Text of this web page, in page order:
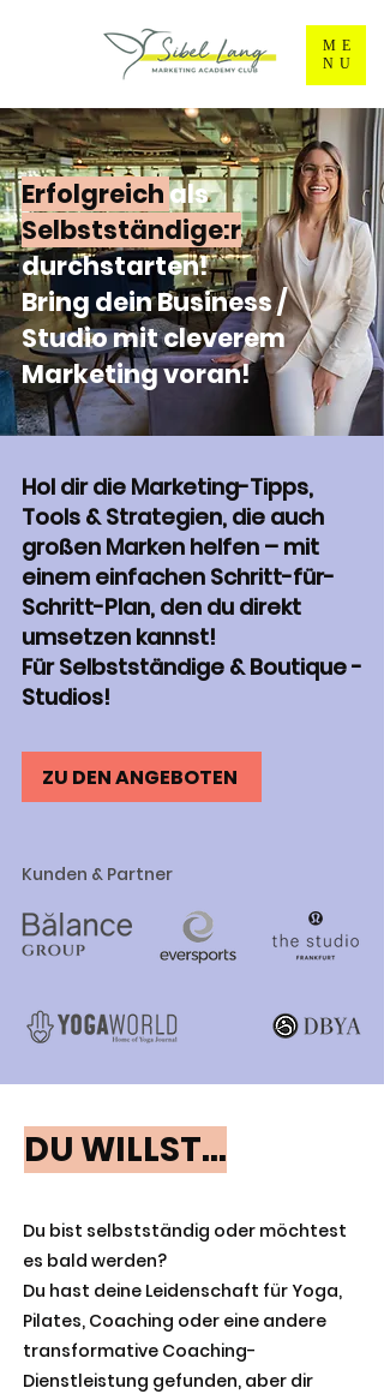
ME
NU
Erfolgreichals
Selbstständige:r
durchstarten!
Bring dein Business /
Studio mit cleverem
Marketing voran!
Hol dir die Marketing-Tipps,
Tools & Strategien, die auch
großen Marken helfen – mit
einem einfachen Schritt-für-
Schritt-Plan, den du direkt
umsetzen kannst!
Für Selbstständige & Boutique -
Studios!
ZU DEN ANGEBOTEN
Kunden & Partner
DU WILLST...
Du bist selbstständig oder möchtest
es bald werden?
Du hast deine Leidenschaft für Yoga,
Pilates, Coaching oder eine andere
transformative Coaching-
Dienstleistung gefunden, aber dir